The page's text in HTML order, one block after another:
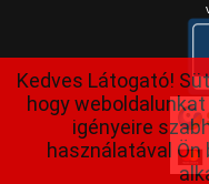
Kedves Látogató!
hogy
igényeire
használatával